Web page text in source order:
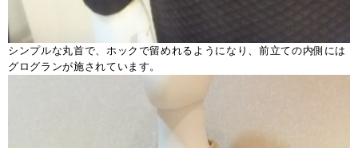
シンプルな丸首で、ホックで留めれるようになり、前立ての内側には
グログランが施されています。